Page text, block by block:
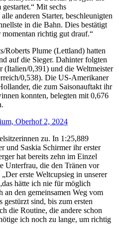
Mit sechs
anderen Starter, beschleunigten
in die Bahn. Dies bestätigt
richtig gut drauf.“
Roberts Plume (Lettland) hatten
auf die Sieger. Dahinter folgten
0,391) und die Weltmeister
0,538). Die US-Amerikaner
die zum Saisonauftakt ihr
konnten, belegten mit 0,676
zu. In 1:25,889
und Saskia Schirmer ihr erster
hat bereits zehn im Einzel
Unterfrau, die den Tränen vor
erste Weltcupsieg in unserer
hätte ich nie für möglich
an den gemeinsamen Weg vom
gestürzt sind, bis zum ersten
die Routine, die andere schon
ich noch zu lange, um richtig